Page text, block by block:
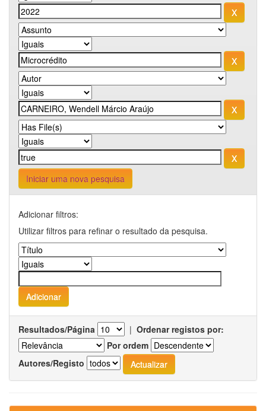
Iniciar uma nova pesquisa
Adicionar filtros:
Utilizar filtros para refinar o resultado da pesquisa.
Resultados/Página | Ordenar registos por:
Por ordem
Autores/Registo